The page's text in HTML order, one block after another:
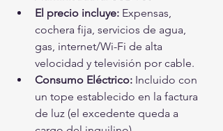
El precio incluye: Expensas,
cochera fija, servicios de agua,
gas, internet/Wi-Fi de alta
velocidad y televisión por cable.
Consumo Eléctrico: Incluido con
un tope establecido en la factura
de luz (el excedente queda a